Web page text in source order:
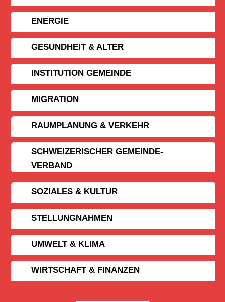
ENERGIE
GESUNDHEIT & ALTER
INSTITUTION GEMEINDE
MIGRATION
RAUMPLANUNG & VERKEHR
SCHWEIZERISCHER GEMEINDE­
VERBAND
SOZIALES & KULTUR
STELLUNGNAHMEN
UMWELT & KLIMA
WIRTSCHAFT & FINANZEN